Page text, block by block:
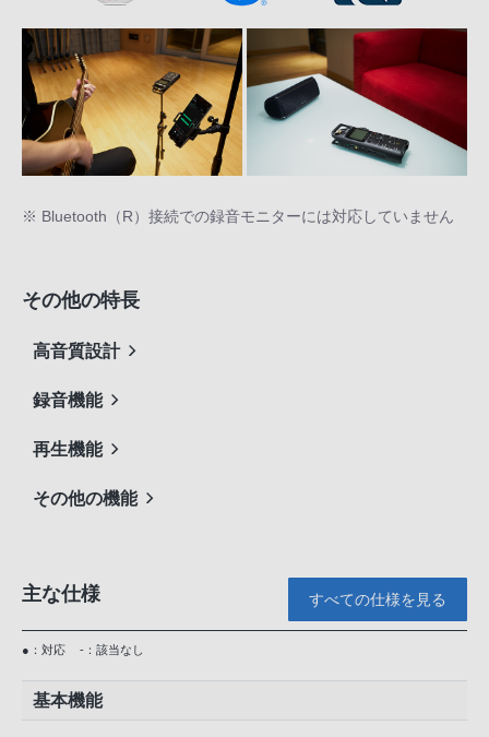
※ Bluetooth（R）接続での録音モニターには対応していません
その他の特長
高音質設計
録音機能
再生機能
その他の機能
主な仕様 すべての仕様を見る
●：対応 -：該当なし
基本機能